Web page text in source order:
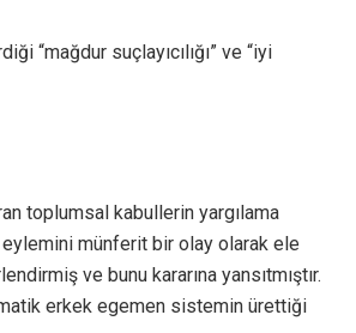
“mağdur suçlayıcılığı” ve “iyi
toplumsal kabullerin yargılama
eylemini münferit bir olay olarak ele
ve bunu kararına yansıtmıştır.
erkek egemen sistemin ürettiği